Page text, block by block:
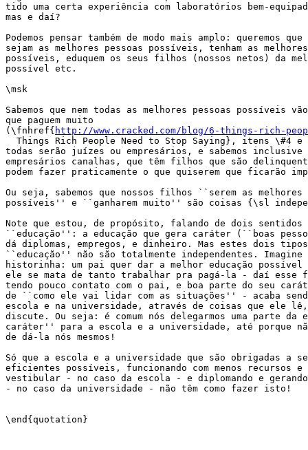
tido uma certa experiência com laboratórios bem-
mas e daí?
Podemos pensar também de modo mais amplo: queremos
sejam as melhores pessoas possíveis, tenham as
possíveis, eduquem os seus filhos (nossos netos) da
possível etc.
\msk
Sabemos que nem todas as melhores pessoas possíveis
que paguem muito
(\fnhref{ http://www.cracked.com/blog/6-things-rich-
Things Rich People Need to Stop Saying}, itens \#4 e
todas serão juízes ou empresários, e sabemos
empresários canalhas, que têm filhos que são
podem fazer praticamente o que quiserem que ficarão
Ou seja, sabemos que nossos filhos ``serem as melhores
possíveis'' e ``ganharem muito'' são coisas {\sl
Note que estou, de propósito, falando de dois sentidos
``educação'': a educação que gera caráter (``boas
dá diplomas, empregos, e dinheiro. Mas estes dois
``educação'' não são totalmente independentes. Imagine
historinha: um pai quer dar a melhor educação
ele se mata de tanto trabalhar pra pagá-la - daí esse
tendo pouco contato com o pai, e boa parte do seu
de ``como ele vai lidar com as situações'' - acaba
escola e na universidade, através de coisas que ele
discute. Ou seja: é comum nós delegarmos uma parte da
caráter'' para a escola e a universidade, até porque
de dá-la nós mesmos!
Só que a escola e a universidade que são obrigadas a
eficientes possíveis, funcionando com menos recursos e
vestibular - no caso da escola - e diplomando e
- no caso da universidade - não têm como fazer isto!
\end{quotation}